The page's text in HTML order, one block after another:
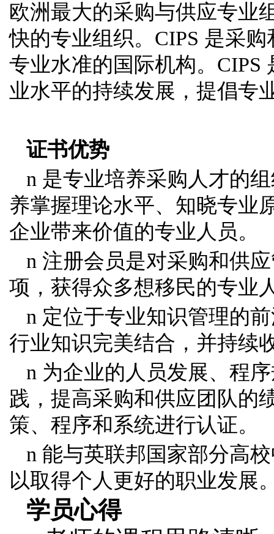
欧洲最大的采购与供应专业
快的专业组织。CIPS 是采
专业水准的国际机构。
业水平的持续发展，提倡专
证书优势
n 是专业培养采购人才的
养掌握理论水平、知晓专业
企业带来价值的专业人员。
n 注册会员是对采购和供
项，获得众多想移民的专业
n 定位于专业知识管理的
行业知识完美结合，并持续
n 为企业的人员发展、程
践，提高采购和供应团队的
策、程序和系统进行认证。
n 能与英联邦国家部分高
以取得个人更好的职业发展
学员心得